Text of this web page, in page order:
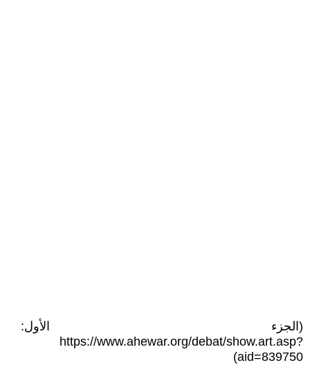
(الجزء الأول:
https://www.ahewar.org/debat/show.art.asp?
aid=839750)